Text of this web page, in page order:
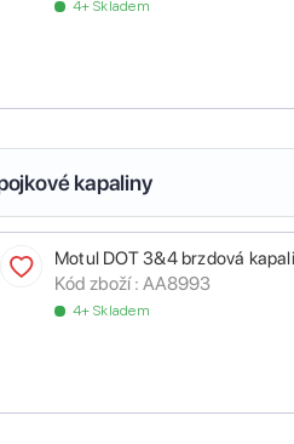
4+ Skladem
kapaliny
Motul DOT 3&4 brzdová
Kód zboží : AA8993
4+ Skladem